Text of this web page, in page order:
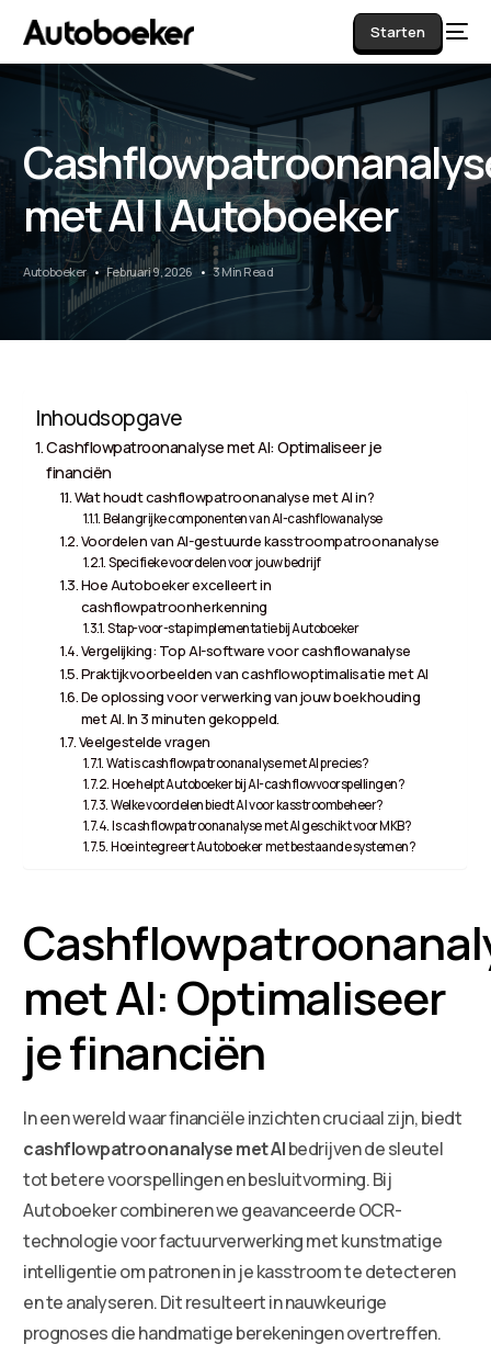
Starten
met AI | Autoboeker
Autoboeker Februari 9, 2026 3 Min Read
Inhoudsopgave
Cashflowpatroonanalyse met AI: Optimaliseer je
financiën
Wat houdt cashflowpatroonanalyse met AI in?
Belangrijke componenten van AI-cashflowanalyse
Voordelen van AI-gestuurde kasstroompatroonanalyse
Specifieke voordelen voor jouw bedrijf
Hoe Autoboeker excelleert in
cashflowpatroonherkenning
Stap-voor-stap implementatie bij Autoboeker
Vergelijking: Top AI-software voor cashflowanalyse
Praktijkvoorbeelden van cashflowoptimalisatie met AI
De oplossing voor verwerking van jouw boekhouding
met AI. In 3 minuten gekoppeld.
Veelgestelde vragen
Wat is cashflowpatroonanalyse met AI precies?
Hoe helpt Autoboeker bij AI-cashflowvoorspellingen?
Welke voordelen biedt AI voor kasstroombeheer?
Is cashflowpatroonanalyse met AI geschikt voor MKB?
Hoe integreert Autoboeker met bestaande systemen?
met AI: Optimaliseer
je financiën
In een wereld waar financiële inzichten cruciaal zijn, biedt
cashflowpatroonanalyse met AIbedrijven de sleutel
tot betere voorspellingen en besluitvorming. Bij
Autoboeker combineren we geavanceerde OCR-
technologie voor factuurverwerking met kunstmatige
intelligentie om patronen in je kasstroom te detecteren
en te analyseren. Dit resulteert in nauwkeurige
prognoses die handmatige berekeningen overtreffen.
AI